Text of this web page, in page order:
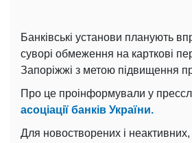
Банківські установи планують
суворі обмеження на карткові
Запоріжжі з метою підвищення
Про це проінформували у
асоціації банків України.
Для новостворених і неактивних,